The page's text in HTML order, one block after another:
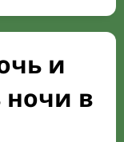
и
ночи в